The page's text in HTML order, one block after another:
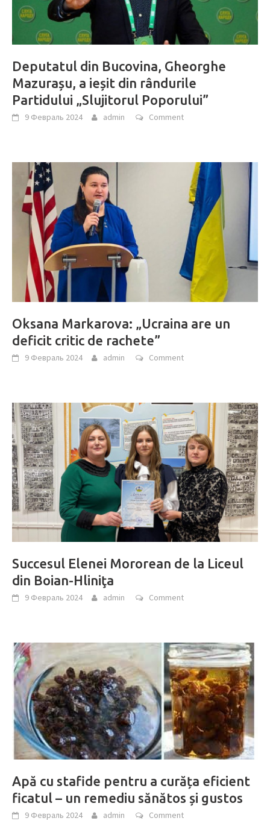
Deputatul din Buсovina, Gheorghe
Mazurașu, a ieșit din rândurile
Partidului „Slujitorul Poporului”
9 Февраль 2024 admin Comment
Oksana Markarova: „Ucraina are un
deficit critic de rachete”
9 Февраль 2024 admin Comment
Succesul Elenei Mororean de la Liceul
din Boian-Hliniţa
9 Февраль 2024 admin Comment
Apă cu stafide pentru a curăța eficient
ficatul – un remediu sănătos și gustos
9 Февраль 2024 admin Comment